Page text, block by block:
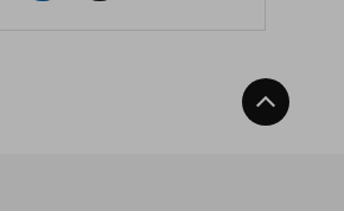
Нагоре